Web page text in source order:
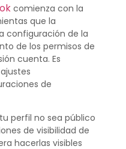
comienza con la
que la
configuración de la
de los permisos de
cuenta. Es
de
perfil no sea público
de visibilidad de
hacerlas visibles